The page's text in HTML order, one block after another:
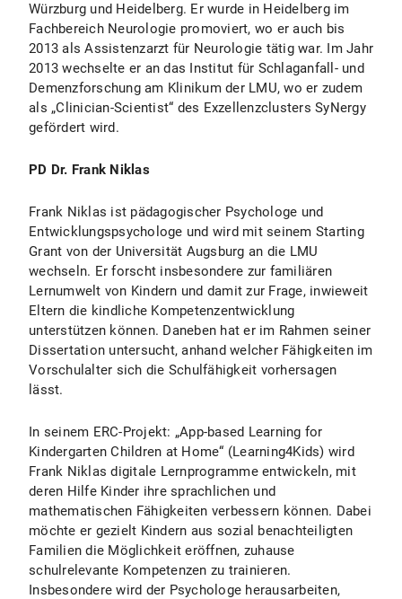
Würzburg und Heidelberg. Er wurde in Heidelberg im
Fachbereich Neurologie promoviert, wo er auch bis
2013 als Assistenzarzt für Neurologie tätig war. Im Jahr
2013 wechselte er an das Institut für Schlaganfall- und
Demenzforschung am Klinikum der LMU, wo er zudem
als „Clinician-Scientist“ des Exzellenzclusters SyNergy
gefördert wird.
PD Dr. Frank Niklas
Frank Niklas ist pädagogischer Psychologe und
Entwicklungspsychologe und wird mit seinem Starting
Grant von der Universität Augsburg an die LMU
wechseln. Er forscht insbesondere zur familiären
Lernumwelt von Kindern und damit zur Frage, inwieweit
Eltern die kindliche Kompetenzentwicklung
unterstützen können. Daneben hat er im Rahmen seiner
Dissertation untersucht, anhand welcher Fähigkeiten im
Vorschulalter sich die Schulfähigkeit vorhersagen
lässt.
In seinem ERC-Projekt: „App-based Learning for
Kindergarten Children at Home“ (Learning4Kids) wird
Frank Niklas digitale Lernprogramme entwickeln, mit
deren Hilfe Kinder ihre sprachlichen und
mathematischen Fähigkeiten verbessern können. Dabei
möchte er gezielt Kindern aus sozial benachteiligten
Familien die Möglichkeit eröffnen, zuhause
schulrelevante Kompetenzen zu trainieren.
Insbesondere wird der Psychologe herausarbeiten,